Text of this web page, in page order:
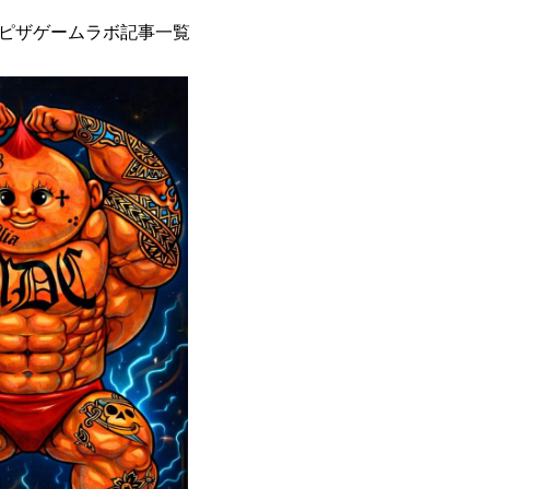
ピザゲームラボ記事一覧